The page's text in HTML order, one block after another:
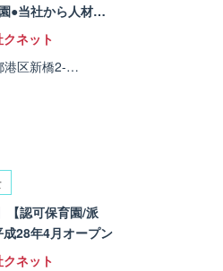
●当社から人材…
ネット
港区新橋2-…
【認可保育園/派
28年4月オープン
ネット